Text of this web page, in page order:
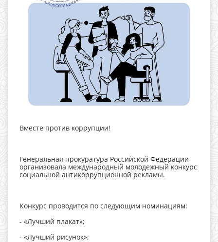
Вместе против коррупции!
Генеральная прокуратура Российской Федерации
организовала международный молодежный конкурс
социальной антикоррупционной рекламы.
Конкурс проводится по следующим номинациям:
- «Лучший плакат»;
- «Лучший рисунок»;